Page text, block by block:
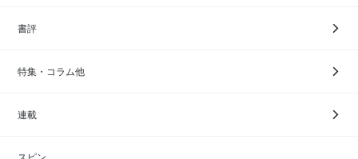
書評
特集・コラム他
連載